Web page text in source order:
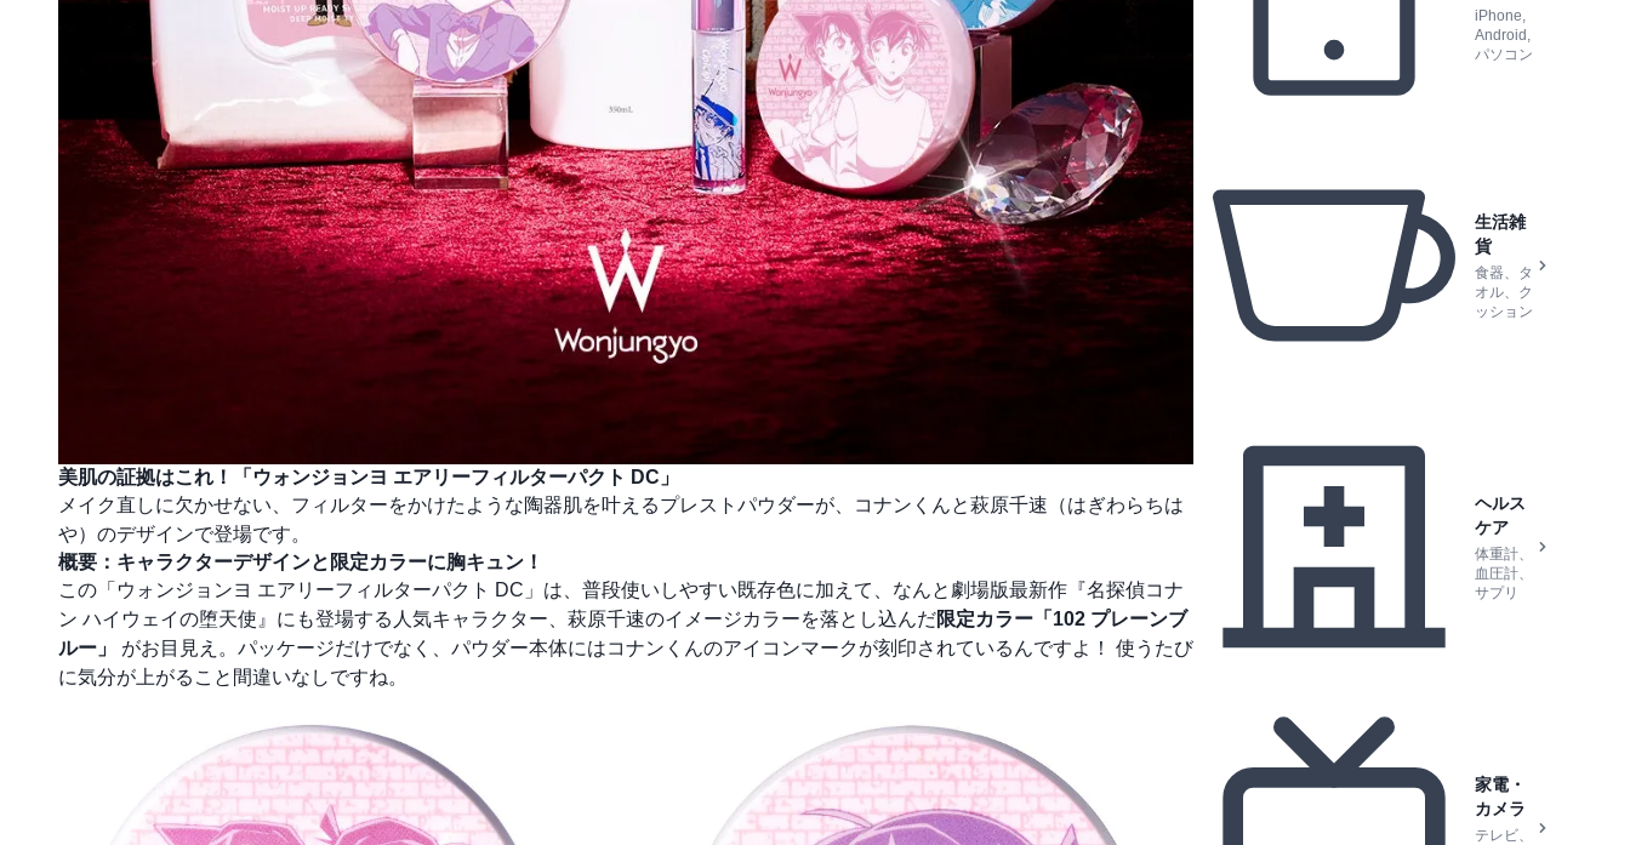
美肌の証拠はこれ！「ウォンジョンヨ エアリーフィルターパクト DC」
メイク直しに欠かせない、フィルターをかけたような陶器肌を叶えるプレストパウダーが、コナンくんと萩原千速（はぎわらちは
や）のデザインで登場です。
概要：キャラクターデザインと限定カラーに胸キュン！
この「ウォンジョンヨ エアリーフィルターパクト DC」は、普段使いしやすい既存色に加えて、なんと劇場版最新作『名探偵コナ
ン ハイウェイの堕天使』にも登場する人気キャラクター、萩原千速のイメージカラーを落とし込んだ限定カラー「102 プレーンブ
ルー」
がお目見え。パッケージだけでなく、パウダー本体にはコナンくんのアイコンマークが刻印されているんですよ！ 使うたび
に気分が上がること間違いなしですね。
iPhone,
Android,
パソコン
生活雑
貨
食器、タ
オル、ク
ッション
ヘルス
ケア
体重計、
血圧計、
サプリ
家電・
カメラ
テレビ、